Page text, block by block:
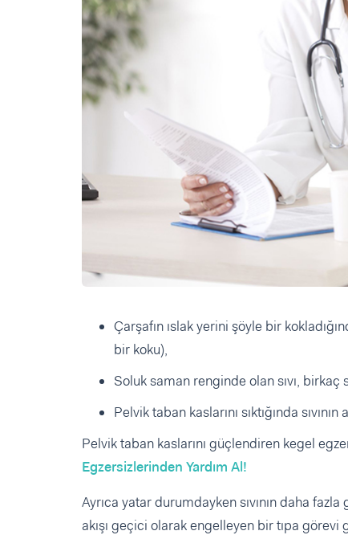
Çarşafın ıslak yerini şöyle bir
bir koku),
Soluk saman renginde olan sıvı,
Pelvik taban kaslarını sıktığında
Pelvik taban kaslarını güçlendiren kegel
Egzersizlerinden Yardım Al!
Ayrıca yatar durumdayken sıvının daha
akışı geçici olarak engelleyen bir tıpa